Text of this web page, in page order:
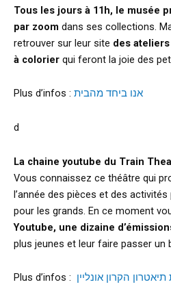
Tous les jours à 11h, le musée
par zoom dans ses collections.
retrouver sur leur site des
à colorier qui feront la joie des
Plus d’infos : אנו ביחד מהבית
d
La chaine youtube du Train
Vous connaissez ce théâtre qui
l’année des pièces et des
pour les grands. En ce moment
Youtube, une dizaine
plus jeunes et leur faire passer un
Plus d’infos :